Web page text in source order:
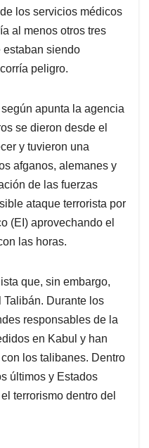
los servicios médicos
al menos otros tres
estaban siendo
peligro.
apunta la agencia
se dieron desde el
y tuvieron una
afganos, alemanes y
de las fuerzas
ataque terrorista por
(EI) aprovechando el
las horas.
que, sin embargo,
Talibán. Durante los
responsables de la
en Kabul y han
los talibanes. Dentro
últimos y Estados
terrorismo dentro del